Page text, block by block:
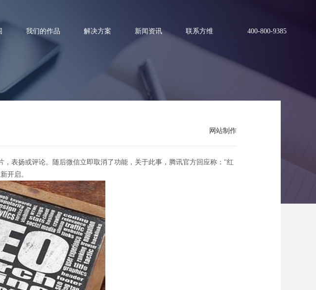
我们的作品 解决方案 新闻资讯 联系方维 400-800-9385
网站制作
表扬或评论。随后微信立即取消了功能，关于此事，腾讯官方回应称："红
开启。